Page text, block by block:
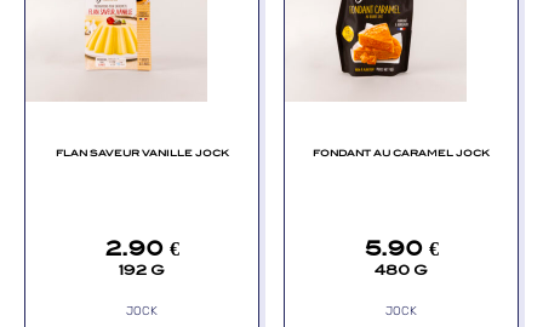
FLAN SAVEUR VANILLE JOCK
2.90 €
192 G
JOCK
FONDANT AU CARAMEL JOCK
5.90 €
480 G
JOCK